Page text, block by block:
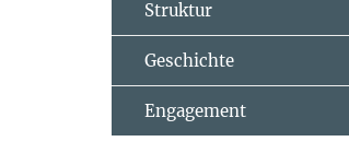
Struktur
Geschichte
Engagement